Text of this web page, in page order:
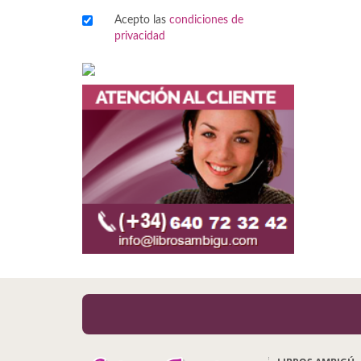
Acepto las condiciones de
privacidad